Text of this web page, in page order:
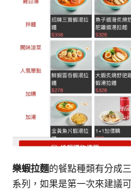
樂蝦拉麵的餐點種類有分成
系列，如果是第一次來建議